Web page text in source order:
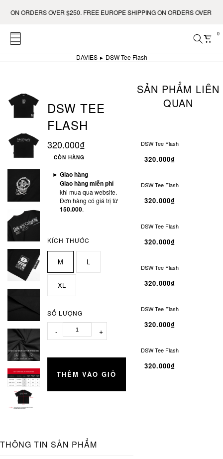
OVER $250. FREE EUROPE SHIPPING ON ORDERS OVER €400.
0
DAVIES DSW Tee Flash
DSW TEE
FLASH
320.000₫
CÒN HÀNG
► Giao hàng
Giao hàng miễn phí
khi mua qua website.
Đơn hàng có giá trị từ
150.000.
KÍCH THƯỚC
M L
XL
SỐ LƯỢNG
- +
THÊM VÀO GIỎ
THÔNG TIN SẢN PHẨM
SẢN PHẨM LIÊN
QUAN
DSW Tee Flash
320.000₫
DSW Tee Flash
320.000₫
DSW Tee Flash
320.000₫
DSW Tee Flash
320.000₫
DSW Tee Flash
320.000₫
DSW Tee Flash
320.000₫